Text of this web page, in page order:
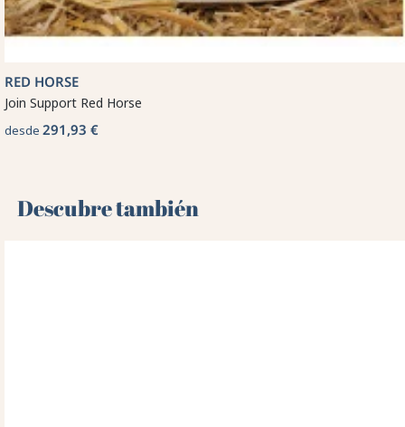
RED HORSE
Join Support Red Horse
desde 291,93 €
Descubre también 🌻